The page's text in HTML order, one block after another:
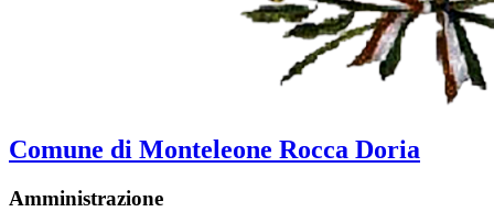
Comune di Monteleone Rocca Doria
Amministrazione